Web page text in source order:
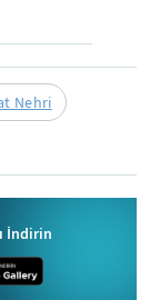
Nehri
İndirin